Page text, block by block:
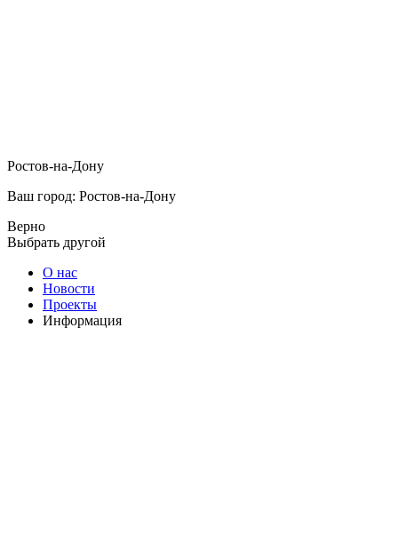
Ростов-на-Дону
Ваш город: Ростов-на-Дону
Верно
Выбрать другой
О нас
Новости
Проекты
Информация